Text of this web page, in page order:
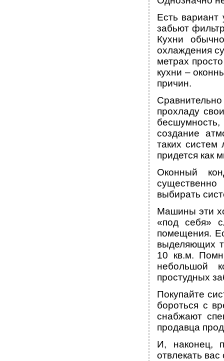
Есть вариант
забьют
Кухни
охлаждения
метрах
кухни –
причин.
прохладу
создание
таких систем
придется как
Оконный
выбирать
Машины эти
«под себя»
помещения.
выделяющих
10 кв.м.
небольшой
простудных
Покупайте
бороться с
снабжают
продавца
И, наконец,
отвлекать